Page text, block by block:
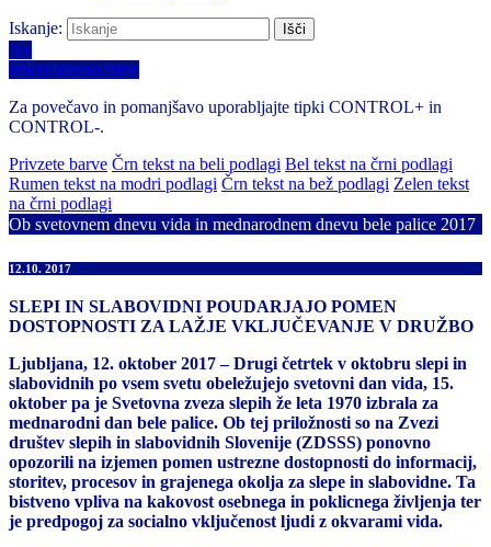
Iskanje:
A+
Izberi barvno temo
Za povečavo in pomanjšavo uporabljajte tipki CONTROL+ in
CONTROL-.
Privzete barve Črn tekst na beli podlagi Bel tekst na črni podlagi
Rumen tekst na modri podlagi Črn tekst na bež podlagi Zelen tekst
na črni podlagi
Ob svetovnem dnevu vida in mednarodnem dnevu bele palice 2017
12.10. 2017
SLEPI IN SLABOVIDNI POUDARJAJO POMEN
DOSTOPNOSTI ZA LAŽJE VKLJUČEVANJE V DRUŽBO
Ljubljana, 12. oktober 2017 – Drugi četrtek v oktobru slepi in
slabovidnih po vsem svetu obeležujejo svetovni dan vida, 15.
oktober pa je Svetovna zveza slepih že leta 1970 izbrala za
mednarodni dan bele palice. Ob tej priložnosti so na Zvezi
društev slepih in slabovidnih Slovenije (ZDSSS) ponovno
opozorili na izjemen pomen ustrezne dostopnosti do informacij,
storitev, procesov in grajenega okolja za slepe in slabovidne. Ta
bistveno vpliva na kakovost osebnega in poklicnega življenja ter
je predpogoj za socialno vključenost ljudi z okvarami vida.